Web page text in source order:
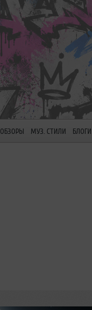
ОБЗОРЫ МУЗ. СТИЛИ БЛОГИ